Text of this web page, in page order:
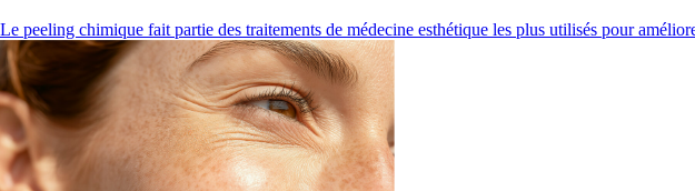
Le peeling chimique fait partie des traitements de médecine esthétique les plus utilisés pour